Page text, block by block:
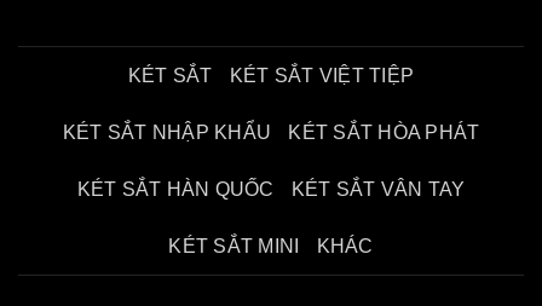
KÉT SẮT KÉT SẮT VIỆT TIỆP
KÉT SẮT NHẬP KHẨU KÉT SẮT HÒA PHÁT
KÉT SẮT HÀN QUỐC KÉT SẮT VÂN TAY
KÉT SẮT MINI KHÁC